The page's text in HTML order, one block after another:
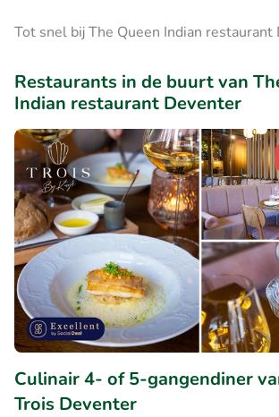
Tot snel bij The Queen Indian restaurant
Restaurants in de buurt van
Indian restaurant Deventer
Culinair 4- of 5-gangendiner
Trois Deventer